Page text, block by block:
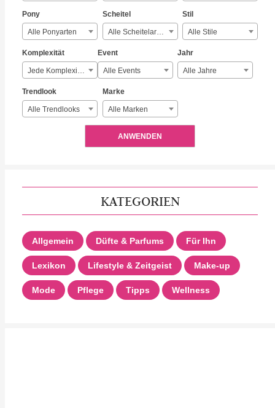
Pony
Alle Ponyarten
Scheitel
Alle Scheitelarten
Stil
Alle Stile
Komplexität
Jede Komplexität
Event
Alle Events
Jahr
Alle Jahre
Trendlook
Alle Trendlooks
Marke
Alle Marken
ANWENDEN
KATEGORIEN
Allgemein Düfte & Parfums Für Ihn
Lexikon Lifestyle & Zeitgeist Make-up
Mode Pflege Tipps Wellness